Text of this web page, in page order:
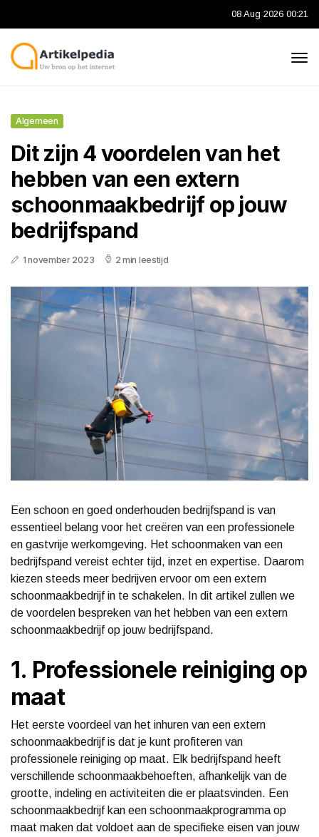
08 Aug 2026 00:21
Algemeen
Dit zijn 4 voordelen van het
hebben van een extern
schoonmaakbedrijf op jouw
bedrijfspand
1 november 2023 2 min leestijd
Een schoon en goed onderhouden bedrijfspand is van
essentieel belang voor het creëren van een professionele
en gastvrije werkomgeving. Het schoonmaken van een
bedrijfspand vereist echter tijd, inzet en expertise. Daarom
kiezen steeds meer bedrijven ervoor om een extern
schoonmaakbedrijf in te schakelen. In dit artikel zullen we
de voordelen bespreken van het hebben van een extern
schoonmaakbedrijf op jouw bedrijfspand.
1. Professionele reiniging op
maat
Het eerste voordeel van het inhuren van een extern
schoonmaakbedrijf is dat je kunt profiteren van
professionele reiniging op maat. Elk bedrijfspand heeft
verschillende schoonmaakbehoeften, afhankelijk van de
grootte, indeling en activiteiten die er plaatsvinden. Een
schoonmaakbedrijf kan een schoonmaakprogramma op
maat maken dat voldoet aan de specifieke eisen van jouw